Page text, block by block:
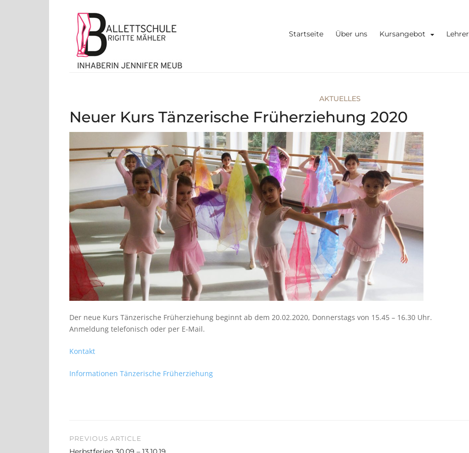
content
Ballettschule Brigitte Mähler
Startseite Über uns Kursangebot Lehrer
AKTUELLES
Neuer Kurs Tänzerische Früherziehung 2020
Der neue Kurs Tänzerische Früherziehung beginnt ab dem 20.02.2020, Donnerstags von 15.45 – 16.30 Uhr.
Anmeldung telefonisch oder per E-Mail.
Kontakt
Informationen Tänzerische Früherziehung
Beitragsnavigation
PREVIOUS ARTICLE